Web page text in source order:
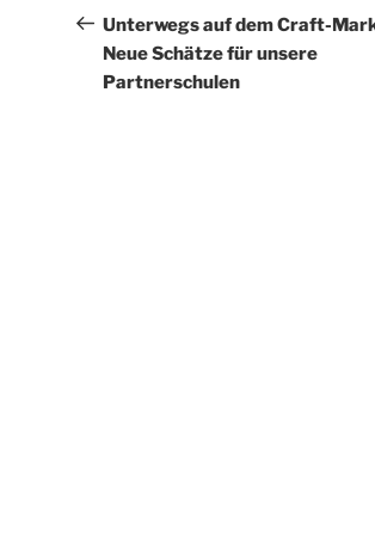
Beitrag
Unterwegs auf dem Craft-
Neue Schätze für unsere
Partnerschulen